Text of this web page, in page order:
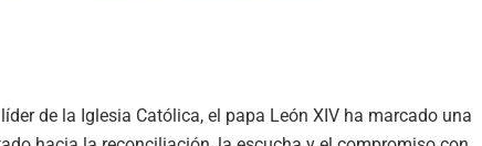
de la Iglesia Católica, el papa León XIV ha marcado una